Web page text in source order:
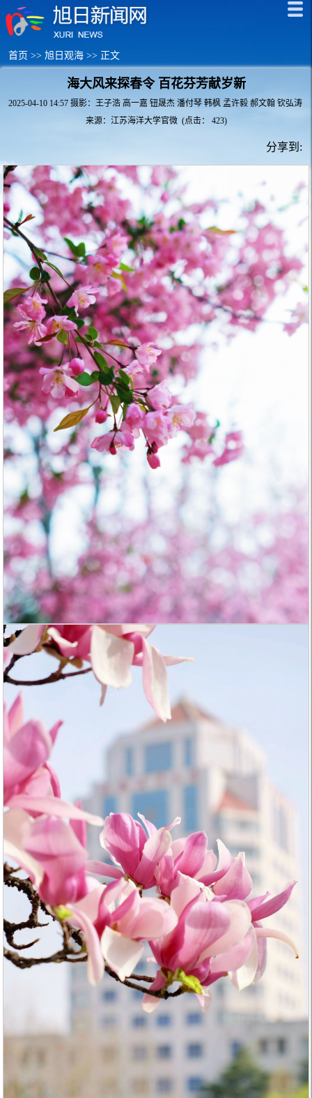
首页 >> 旭日观海 >> 正文
海大风来探春令 百花芬芳献岁新
2025-04-10 14:57 摄影：王子浩 高一嘉 钮晟杰 潘付琴 韩枫 孟许毅 郝文翰 钦弘涛
来源：江苏海洋大学官微 (点击： 423)
分享到: